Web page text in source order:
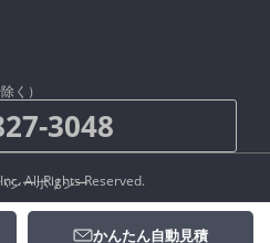
く）
3048
シーポリシー
All Rights Reserved.
かんたん自動見積